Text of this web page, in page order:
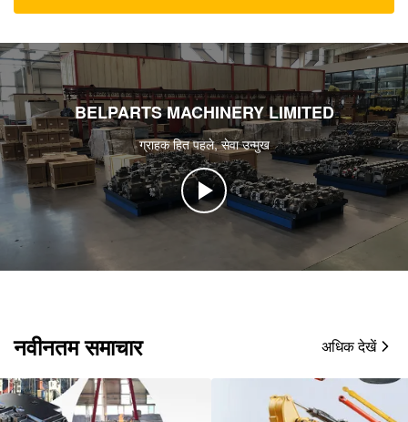
BELPARTS MACHINERY LIMITED
ग्राहक हित पहले, सेवा उन्मुख
नवीनतम समाचार अधिक देखें